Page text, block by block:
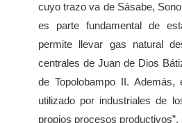
cuyo trazo va de Sásabe,
es parte fundamental de
permite llevar gas natural
centrales de Juan de Dios
de Topolobampo II.
utilizado por industriales de
propios procesos productivos”,